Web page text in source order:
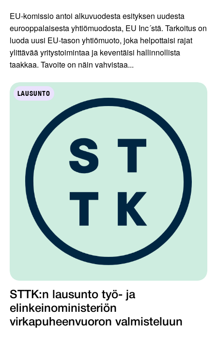
EU-komissio antoi alkuvuodesta esityksen uudesta
eurooppalaisesta yhtiömuodosta, EU Inc´stä. Tarkoitus on
luoda uusi EU-tason yhtiömuoto, joka helpottaisi rajat
ylittävää yritystoimintaa ja keventäisi hallinnollista
taakkaa. Tavoite on näin vahvistaa...
LAUSUNTO
STTK:n lausunto työ- ja
elinkeinoministeriön
virkapuheenvuoron valmisteluun